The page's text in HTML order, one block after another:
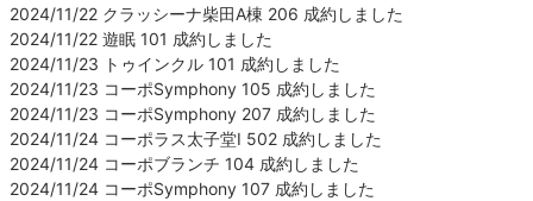
2024/11/22 クラッシーナ柴田A棟 206 成約しました
2024/11/22 遊眠 101 成約しました
2024/11/23 トゥインクル 101 成約しました
2024/11/23 コーポSymphony 105 成約しました
2024/11/23 コーポSymphony 207 成約しました
2024/11/24 コーポラス太子堂Ⅰ 502 成約しました
2024/11/24 コーポブランチ 104 成約しました
2024/11/24 コーポSymphony 107 成約しました